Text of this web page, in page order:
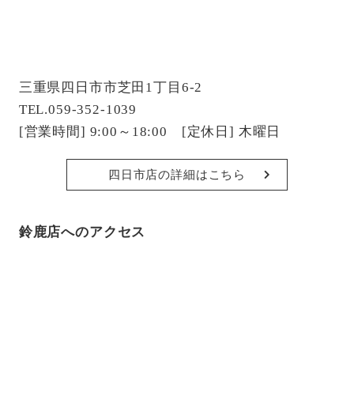
三重県四日市市芝田1丁目6-2
TEL.059-352-1039
[営業時間] 9:00～18:00 [定休日] 木曜日
四日市店の詳細はこちら
鈴鹿店へのアクセス